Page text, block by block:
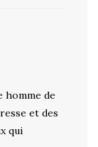
homme de
et des
qui